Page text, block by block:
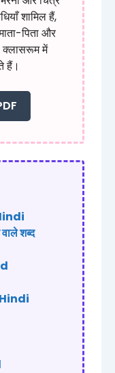
शामिल हैं,
पिता और
क्लासरूम में
हैं।
शब्द